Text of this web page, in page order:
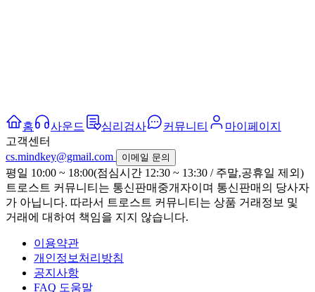
홈 사운드 심리검사 커뮤니티
마이페이지
고객센터
cs.mindkey@gmail.com
이메일 문의
평일 10:00 ~ 18:00(점심시간 12:30 ~ 13:30 / 주말,공휴일 제외)
트로스트 커뮤니티는 통신판매중개자이며 통신판매의 당사자
가 아닙니다. 따라서 트로스트 커뮤니티는 상품 거래정보 및
거래에 대하여 책임을 지지 않습니다.
이용약관
개인정보처리방침
공지사항
FAQ 도움말